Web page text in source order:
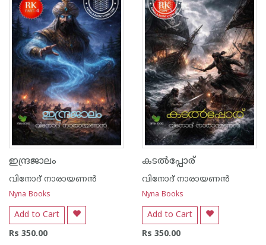
ഇന്ദ്രജാലം
വിനോദ് നാരായണന്‍
Nyna Books
Add to Cart
Rs 350.00
കടൽപ്പോര്
വിനോദ് നാരായണന്‍
Nyna Books
Add to Cart
Rs 350.00